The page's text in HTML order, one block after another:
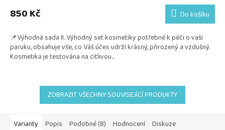
850 Kč Do košíku
📌Výhodná sada II. Výhodný set kosmetiky potřebné k péči o vaši
paruku, obsahuje vše, co Váš účes udrží krásný, přirozený a vzdušný.
Kosmetika je testována na citlivou...
ZOBRAZIT VŠECHNY SOUVISEJÍCÍ PRODUKTY
Varianty Popis Podobné (8) Hodnocení Diskuze